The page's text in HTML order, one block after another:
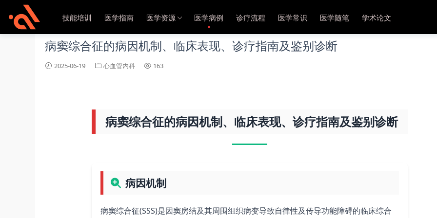
技能培训 医学指南 医学资源 医学病例 诊疗流程 医学常识 医学随笔 学术论文
当前位置：首页 医学病例 心血管内科 正文
病窦综合征的病因机制、临床表现、诊疗指南及鉴别诊断
2025-06-19 心血管内科 163
病窦综合征的病因机制、临床表现、诊疗指南及鉴别诊断
病因机制
病窦综合征(SSS)是因窦房结及其周围组织病变导致自律性及传导功能障碍的临床综合